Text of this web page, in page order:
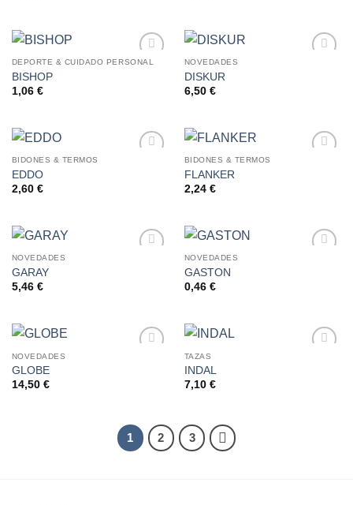
DESEOS
DESEOS
DESEOS
DEPORTE & CUIDADO PERSONAL
BISHOP
1,06 €
DESEOS
NOVEDADES
DISKUR
6,50 €
DESEOS
BIDONES & TERMOS
EDDO
2,60 €
DESEOS
BIDONES & TERMOS
FLANKER
2,24 €
DESEOS
NOVEDADES
GARAY
5,46 €
DESEOS
NOVEDADES
GASTON
0,46 €
DESEOS
NOVEDADES
GLOBE
14,50 €
TAZAS
INDAL
7,10 €
1 2 3